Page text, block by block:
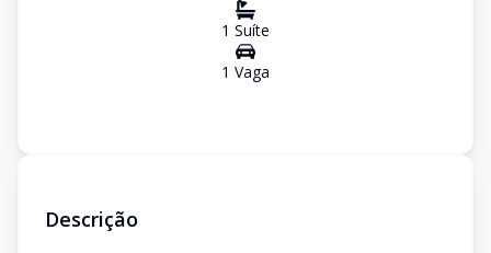
1 Suíte
1 Vaga
Descrição